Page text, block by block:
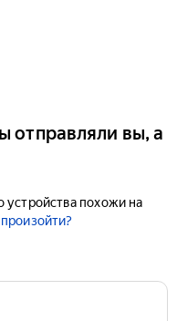
отправляли вы, а
устройства похожи на